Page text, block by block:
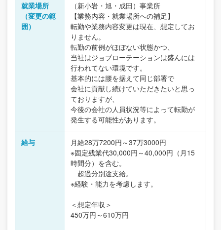
就業場所
（変更の範
囲）
（新小岩・旭・成田）事業所
【業務内容・就業場所への補足】
転勤や業務内容変更は現在、想定してお
りません。
転勤の前例がほぼない状態かつ、
当社はジョブローテーションは盛んには
行われてない環境です。
基本的には腰を据えて同じ部署で
会社に貢献し続けていただきたいと思っ
ておりますが、
今後の会社の人員状況等によって転勤が
発生する可能性があります。
給与
月給28万7200円～37万3000円
※固定残業代30,000円～40,000円（月15
時間分）を含む。
超過分別途支給。
※経験・能力を考慮します。
＜想定年収＞
450万円～610万円